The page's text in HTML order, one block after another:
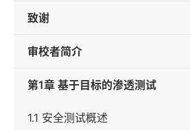
致谢
审校者简介
第1章 基于目标的渗透测试
1.1 安全测试概述